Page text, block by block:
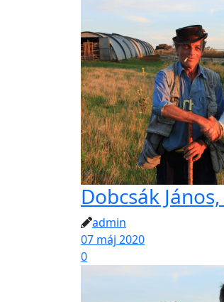
Dobcsák
admin
07 máj 2020
0